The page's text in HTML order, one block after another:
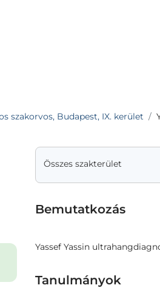
szakorvos, Budapest, IX. kerület
Összes szakterület
Bemutatkozás
Yassef Yassin
Tanulmányok